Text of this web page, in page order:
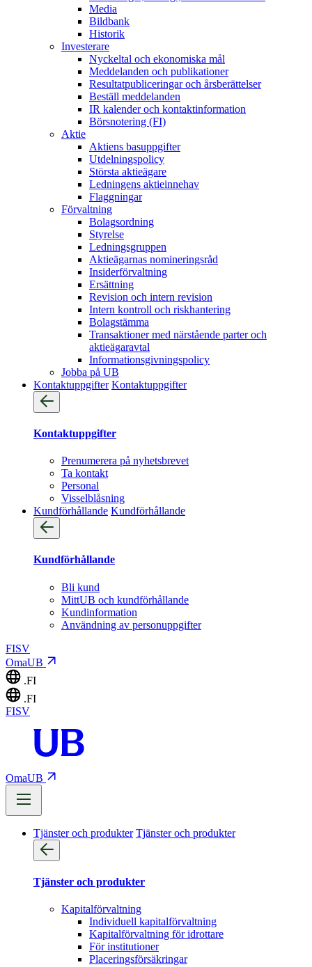
Media
Bildbank
Historik
Investerare
Nyckeltal och ekonomiska mål
Meddelanden och publikationer
Resultatpubliceringar och årsberättelser
Beställ meddelanden
IR kalender och kontaktinformation
Börsnotering (FI)
Aktie
Aktiens basuppgifter
Utdelningspolicy
Största aktieägare
Ledningens aktieinnehav
Flaggningar
Förvaltning
Bolagsordning
Styrelse
Ledningsgruppen
Aktieägarnas nomineringsråd
Insiderförvaltning
Ersättning
Revision och intern revision
Intern kontroll och riskhantering
Bolagstämma
Transaktioner med närstående parter och
aktieägaravtal
Informationsgivningspolicy
Jobba på UB
Kontaktuppgifter Kontaktuppgifter
Kontaktuppgifter
Prenumerera på nyhetsbrevet
Ta kontakt
Personal
Visselblåsning
Kundförhållande Kundförhållande
Kundförhållande
Bli kund
MittUB och kundförhållande
Kundinformation
Användning av personuppgifter
FISV
OmaUB
.FI
.FI
FISV
OmaUB
Tjänster och produkter Tjänster och produkter
Tjänster och produkter
Kapitalförvaltning
Individuell kapitalförvaltning
Kapitalförvaltning för idrottare
För institutioner
Placeringsförsäkringar